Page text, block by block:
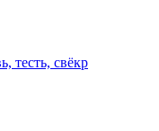
тесть, свёкр